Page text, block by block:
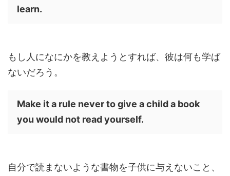
learn.
もし人になにかを教えようとすれば、彼は何も学ば
ないだろう。
Make it a rule never to give a child a book
you would not read yourself.
自分で読まないような書物を子供に与えないこと、